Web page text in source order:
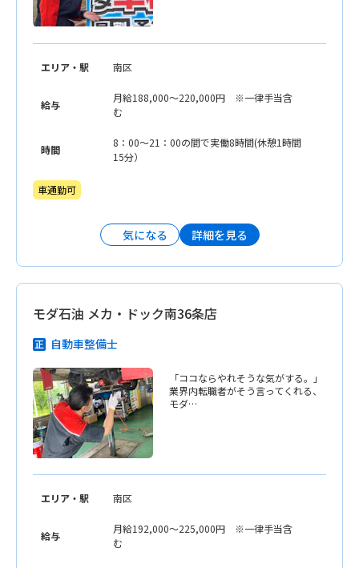
エリア・駅 南区
給与
月給188,000〜220,000円 ※一律手当含
む
時間
8：00〜21：00の間で実働8時間(休憩1時間
15分）
車通勤可
気になる 詳細を見る
モダ石油 メカ・ドック南36条店
自動車整備士
「ココならやれそうな気がする。」
業界内転職者がそう言ってくれる、
モダ…
エリア・駅 南区
給与
月給192,000〜225,000円 ※一律手当含
む